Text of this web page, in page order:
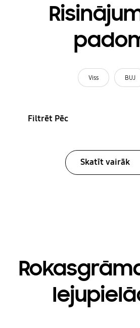
Viss BUJ
Filtrēt Pēc
Skatīt vairāk